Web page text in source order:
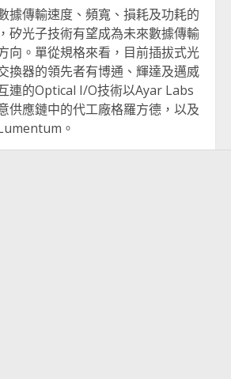
據傳輸速度、頻寬、損耗及功耗的
矽光子技術有望成為未來數據傳輸
向。單從規格來看，目前插拔式光
換器的領先者有博通、輝達及邁烕
連的Optical I/O技術以Ayar Labs
供應鏈中的代工廠格羅方德，以及
。